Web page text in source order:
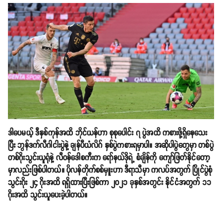
ဒါပေမယ့် ဒီနှစ်ကုန်အထိ ဘိုင်ယန်ဟာ စုစုပေါင်း ၇ ပွဲအထိ ကစားဖို့ရှိနေသေး
ပြီး ဘွန်ဒက်လီဂါငါးပွဲနဲ့ ချန်ပီယံလိဂ် နှစ်ပွဲကစားရမှာပါ။ အဆိုပါပွဲတွေမှာ တစ်ပွဲ
တစ်ဂိုးသွင်းယူရုံနဲ့ လီဝန်ဒေါစကီးက ရော်နယ်ဒိုရဲ့ စံချိန်ကို ကျော်ဖြတ်နိုင်တော့
မှာလည်းဖြစ်ပါတယ်။ ပိုလန်တိုက်စစ်မှူးဟာ ဒီရာသီမှာ ကလပ်အတွက် ပြိုင်ပွဲစုံ
သွင်းဂိုး ၂၄ ဂိုးအထိ ရရှိထားပြီးဖြစ်ကာ ၂၀၂၁ ခုနှစ်အတွင်း နိုင်ငံအတွက် ၁၁
ဂိုးအထိ သွင်းယူပေးခဲ့ပါတယ်။